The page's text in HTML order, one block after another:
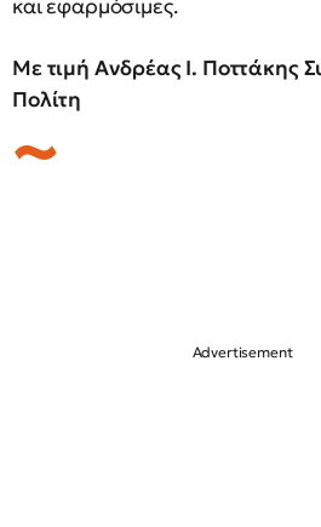
και εφαρμόσιμες.
Με τιμή Ανδρέας Ι. Ποττάκης
Πολίτη